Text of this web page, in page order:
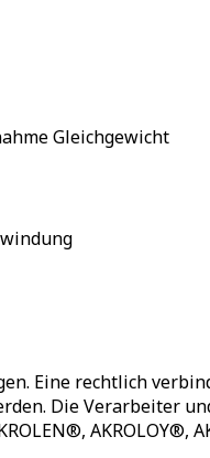
Gleichgewicht
Eine rechtlich
Die Verarbeiter
AKROLOY®,